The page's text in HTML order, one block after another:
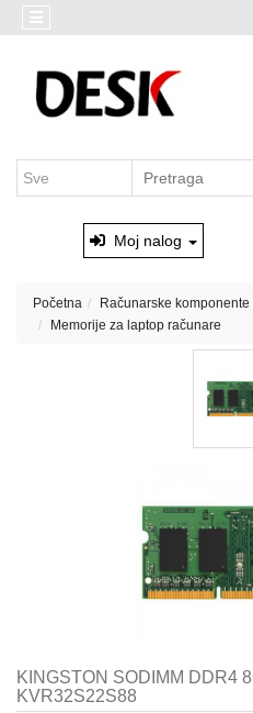
Moj nalog
Kategorije
Prenosni
računari
Računarske
komponente
oprema
Brendovi
Outlet
AKCIJA
Marvo
Početna Računarske komponente
Memorije za laptop računare
KINGSTON SODIMM DDR4
KVR32S22S88